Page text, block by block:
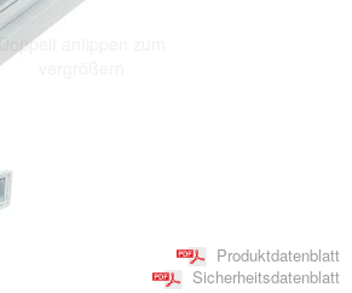
Doppelt antippen zum
Produktdatenblatt
Sicherheitsdatenblatt